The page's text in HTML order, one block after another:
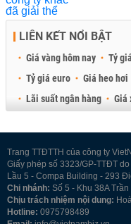
LIÊN KẾT NỔI BẬT
Giá vàng hôm nay Tỷ
Tỷ giá euro
Giá heo hơi
Lãi suất ngân hàng
Giá
Trang TTĐTTH của công ty
Giấy phép số 3323/GP-TTĐT
Lầu 5 - Compa Building - 293
Chi nhánh: Số 5 - Khu 38A
Chịu trách nhiệm nội dung:
Hotline: 0975798489